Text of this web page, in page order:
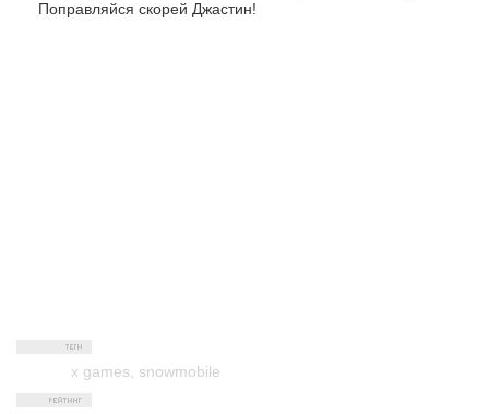
Поправляйся скорей Джастин!
x games snowmobile